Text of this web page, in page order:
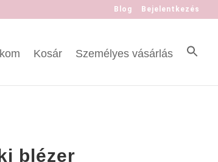
Blog Bejelentkezés
Kosár Személyes vásárlás
blézer